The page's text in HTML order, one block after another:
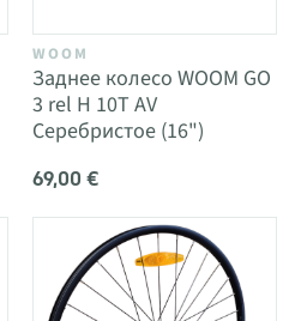
WOOM
Заднее колесо WOOM GO
3 rel H 10T AV
Серебристое (16")
69,00 €